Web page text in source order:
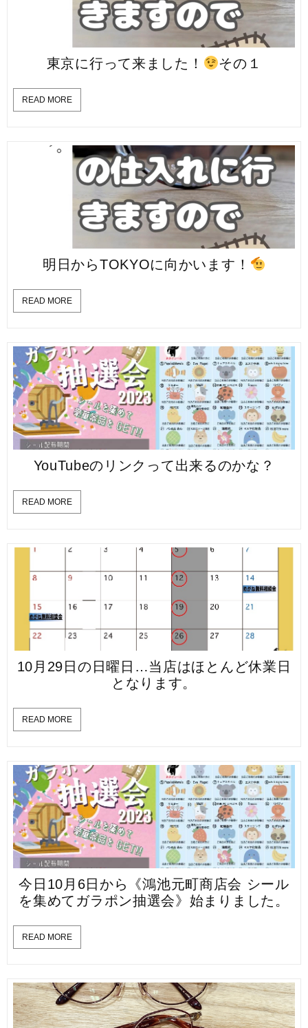
東京に行って来ました！ その１
READ MORE
明日からTOKYOに向かいます！
READ MORE
YouTubeのリンクって出来るのかな？
READ MORE
10月29日の日曜日…当店はほとんど休業日
となります。
READ MORE
今日10月6日から《鴻池元町商店会 シール
を集めてガラポン抽選会》始まりました。
READ MORE